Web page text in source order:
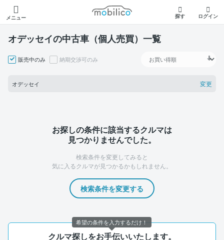
メニュー
モビリコ
探す ログイン
オデッセイの中古車（個人売買）一覧
販売中のみ 納期交渉可のみ
オデッセイ 変更
お探しの条件に該当するクルマは
見つかりませんでした。
検索条件を変更してみると
気に入るクルマが見つかるかもしれません。
検索条件を変更する
クルマ探しをお手伝いいたします。
希望の条件を入力するだけ！